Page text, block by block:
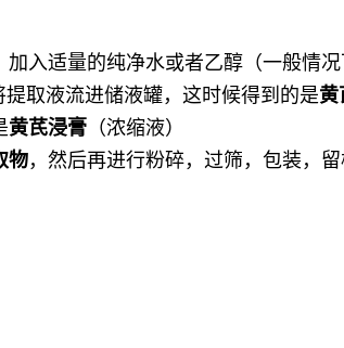
入适量的纯净水或者乙醇（一般情
取液流进储液罐，这时候得到的是黄
黄芪浸膏 （浓缩液）
物，然后再进行粉碎，过筛，包装，留